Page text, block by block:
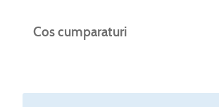
Cos cumparaturi